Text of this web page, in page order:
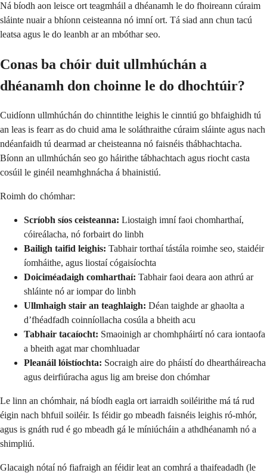
Ná bíodh aon leisce ort teagmháil a dhéanamh le do fhoireann cúraim
sláinte nuair a bhíonn ceisteanna nó imní ort. Tá siad ann chun tacú
leatsa agus le do leanbh ar an mbóthar seo.
Conas ba chóir duit ullmhúchán a
dhéanamh don choinne le do dhochtúir?
Cuidíonn ullmhúchán do chinntithe leighis le cinntiú go bhfaighidh tú
an leas is fearr as do chuid ama le soláthraithe cúraim sláinte agus nach
ndéanfaidh tú dearmad ar cheisteanna nó faisnéis thábhachtacha.
Bíonn an ullmhúchán seo go háirithe tábhachtach agus riocht casta
cosúil le ginéil neamhghnácha á bhainistiú.
Roimh do chómhar:
Scríobh síos ceisteanna: Liostaigh imní faoi chomharthaí,
cóireálacha, nó forbairt do linbh
Bailigh taifid leighis: Tabhair torthaí tástála roimhe seo, staidéir
íomháithe, agus liostaí cógaisíochta
Doiciméadaigh comharthaí: Tabhair faoi deara aon athrú ar
shláinte nó ar iompar do linbh
Ullmhaigh stair an teaghlaigh: Déan taighde ar ghaolta a
d’fhéadfadh coinníollacha cosúla a bheith acu
Tabhair tacaíocht: Smaoinigh ar chomhpháirtí nó cara iontaofa
a bheith agat mar chomhluadar
Pleanáil lóistíochta: Socraigh aire do pháistí do dheartháireacha
agus deirfiúracha agus lig am breise don chómhar
Le linn an chómhair, ná bíodh eagla ort iarraidh soiléirithe má tá rud
éigin nach bhfuil soiléir. Is féidir go mbeadh faisnéis leighis ró-mhór,
agus is gnáth rud é go mbeadh gá le míniúcháin a athdhéanamh nó a
shimpliú.
Glacaigh nótaí nó fiafraigh an féidir leat an comhrá a thaifeadadh (le